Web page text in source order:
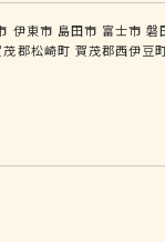
伊東市 島田市 富士市 磐
茂郡松崎町 賀茂郡西伊豆